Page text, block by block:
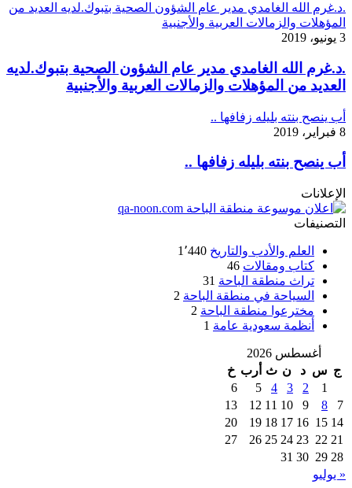
.د.غرم الله الغامدي مدير عام الشؤون الصحية بتبوك.لديه العديد من
المؤهلات والزمالات العربية والأجنبية
3 يونيو، 2019
.د.غرم الله الغامدي مدير عام الشؤون الصحية بتبوك.لديه
العديد من المؤهلات والزمالات العربية والأجنبية
أب ينصح بنته بليله زفافها ..
8 فبراير، 2019
أب ينصح بنته بليله زفافها ..
الإعلانات
التصنيفات
العلم والأدب والتاريخ 1٬440
كتاب ومقالات 46
تراث منطقة الباحة 31
السياحة في منطقة الباحة 2
مخترعوا منطقة الباحة 2
أنظمة سعودية عامة 1
أغسطس 2026
ج س د ن ث أرب خ
1
2
3
4
5
6
7
8
9
10
11
12
13
14
15
16
17
18
19
20
21
22
23
24
25
26
27
28
29
30
31
« يوليو